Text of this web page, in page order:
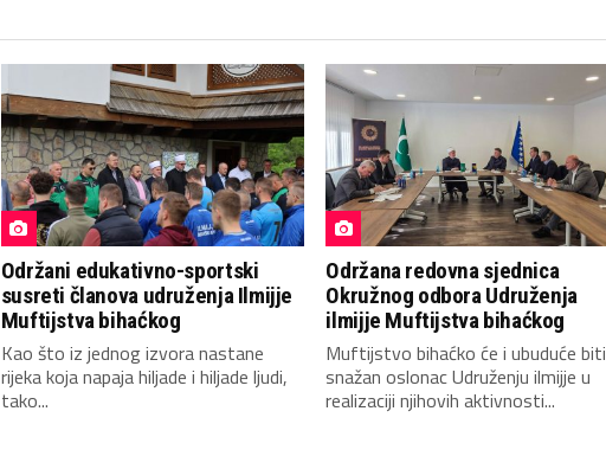
Održani edukativno-sportski
susreti članova udruženja Ilmijje
Muftijstva bihaćkog
Kao što iz jednog izvora nastane
rijeka koja napaja hiljade i hiljade ljudi,
tako...
Održana redovna sjednica
Okružnog odbora Udruženja
ilmijje Muftijstva bihaćkog
Muftijstvo bihaćko će i ubuduće biti
snažan oslonac Udruženju ilmijje u
realizaciji njihovih aktivnosti...